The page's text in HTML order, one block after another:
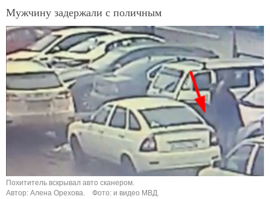
Мужчину задержали с поличным
Похититель вскрывал авто сканером.
Автор: Алена Орехова.
Фото: и видео МВД.